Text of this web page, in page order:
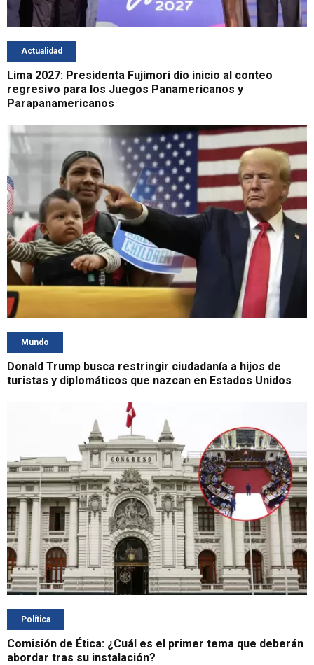
Actualidad
Lima 2027: Presidenta Fujimori dio inicio al conteo
regresivo para los Juegos Panamericanos y
Parapanamericanos
Mundo
Donald Trump busca restringir ciudadanía a hijos de
turistas y diplomáticos que nazcan en Estados Unidos
Política
Comisión de Ética: ¿Cuál es el primer tema que deberán
abordar tras su instalación?